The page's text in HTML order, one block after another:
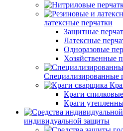
латексные перчатки
Защитные
Латексные
Одноразовые
Хозяйственные
Специализированные
Краги спилковые
Краги
индивидуальной защиты